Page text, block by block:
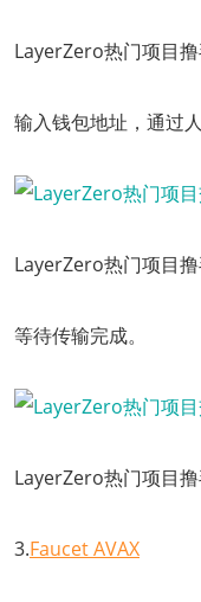
LayerZero热门项目
输入钱包地址，通过
LayerZero热门项目
等待传输完成。
LayerZero热门项目
3.Faucet AVAX